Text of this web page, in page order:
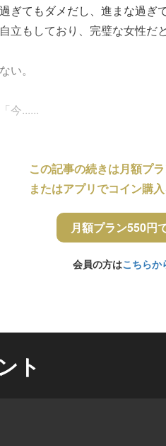
ぎてもダメだし、進まな過ぎ
立もしており、完璧な女性だ
い。
今......
この記事の続きは月額プラ
またはアプリでコイン購
月額プラン550円
会員の方はこちらか
ト